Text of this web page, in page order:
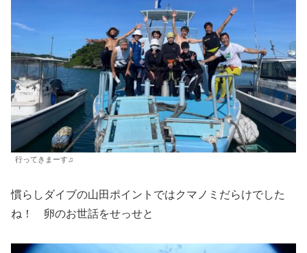
行ってきまーす♫
慣らしダイブの山田ポイントではクマノミだらけでした
ね！ 卵のお世話をせっせと